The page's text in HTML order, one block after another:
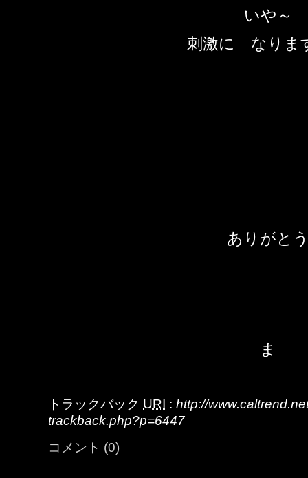
いや～
刺激に なりま
ありがと
ま
トラックバック URI : http://
trackback.php?p=6447
コメント (0)